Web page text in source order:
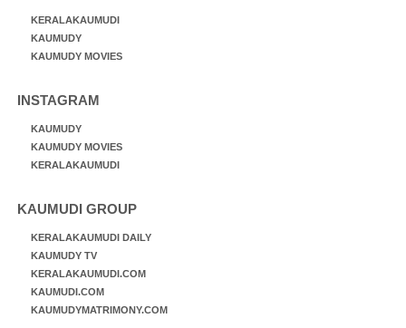
KERALAKAUMUDI
KAUMUDY
KAUMUDY MOVIES
INSTAGRAM
KAUMUDY
KAUMUDY MOVIES
KERALAKAUMUDI
KAUMUDI GROUP
KERALAKAUMUDI DAILY
KAUMUDY TV
KERALAKAUMUDI.COM
KAUMUDI.COM
KAUMUDYMATRIMONY.COM